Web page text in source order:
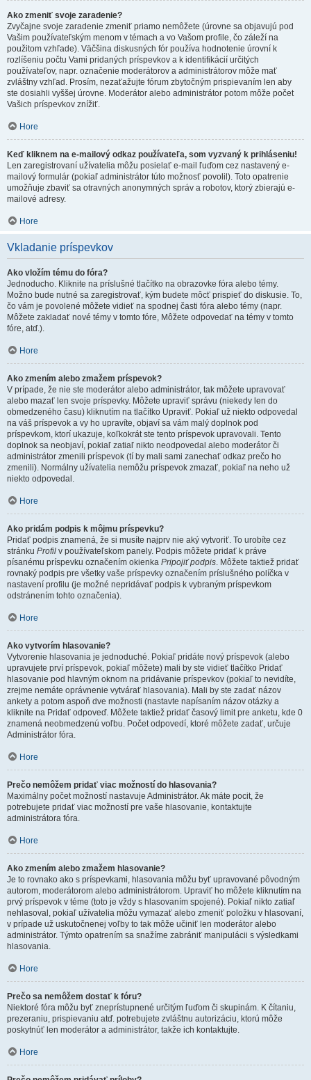
Ako zmeniť svoje zaradenie?
Zvyčajne svoje zaradenie zmeniť priamo nemôžete (úrovne sa objavujú pod
Vašim používateľským menom v témach a vo Vašom profile, čo záleží na
použitom vzhľade). Väčšina diskusných fór používa hodnotenie úrovní k
rozlíšeniu počtu Vami pridaných príspevkov a k identifikácií určitých
používateľov, napr. označenie moderátorov a administrátorov môže mať
zvláštny vzhľad. Prosím, nezaťažujte fórum zbytočným prispievaním len aby
ste dosiahli vyššej úrovne. Moderátor alebo administrátor potom môže počet
Vašich príspevkov znížiť.
Hore
Keď kliknem na e-mailový odkaz používateľa, som vyzvaný k prihláseniu!
Len zaregistrovaní užívatelia môžu posielať e-mail ľuďom cez nastavený e-
mailový formulár (pokiaľ administrátor túto možnosť povolil). Toto opatrenie
umožňuje zbaviť sa otravných anonymných správ a robotov, ktorý zbierajú e-
mailové adresy.
Hore
Vkladanie príspevkov
Ako vložím tému do fóra?
Jednoducho. Kliknite na príslušné tlačítko na obrazovke fóra alebo témy.
Možno bude nutné sa zaregistrovať, kým budete môcť prispieť do diskusie. To,
čo vám je povolené môžete vidieť na spodnej časti fóra alebo témy (napr.
Môžete zakladať nové témy v tomto fóre, Môžete odpovedať na témy v tomto
fóre, atď.).
Hore
Ako zmením alebo zmažem príspevok?
V prípade, že nie ste moderátor alebo administrátor, tak môžete upravovať
alebo mazať len svoje príspevky. Môžete upraviť správu (niekedy len do
obmedzeného času) kliknutím na tlačítko Upraviť. Pokiaľ už niekto odpovedal
na váš príspevok a vy ho upravíte, objaví sa vám malý doplnok pod
príspevkom, ktorí ukazuje, koľkokrát ste tento príspevok upravovali. Tento
doplnok sa neobjaví, pokiaľ zatiaľ nikto neodpovedal alebo moderátor či
administrátor zmenili príspevok (tí by mali sami zanechať odkaz prečo ho
zmenili). Normálny užívatelia nemôžu príspevok zmazať, pokiaľ na neho už
niekto odpovedal.
Hore
Ako pridám podpis k môjmu príspevku?
Pridať podpis znamená, že si musíte najprv nie aký vytvoriť. To urobíte cez
stránku Profil v používateľskom panely. Podpis môžete pridať k práve
písanému príspevku označením okienka Pripojiť podpis. Môžete taktiež pridať
rovnaký podpis pre všetky vaše príspevky označením príslušného políčka v
nastavení profilu (je možné nepridávať podpis k vybraným príspevkom
odstránením tohto označenia).
Hore
Ako vytvorím hlasovanie?
Vytvorenie hlasovania je jednoduché. Pokiaľ pridáte nový príspevok (alebo
upravujete prví príspevok, pokiaľ môžete) mali by ste vidieť tlačítko Pridať
hlasovanie pod hlavným oknom na pridávanie príspevkov (pokiaľ to nevidíte,
zrejme nemáte oprávnenie vytvárať hlasovania). Mali by ste zadať názov
ankety a potom aspoň dve možnosti (nastavte napísaním názov otázky a
kliknite na Pridať odpoveď. Môžete taktiež pridať časový limit pre anketu, kde 0
znamená neobmedzenú voľbu. Počet odpovedí, ktoré môžete zadať, určuje
Administrátor fóra.
Hore
Prečo nemôžem pridať viac možností do hlasovania?
Maximálny počet možností nastavuje Administrátor. Ak máte pocit, že
potrebujete pridať viac možností pre vaše hlasovanie, kontaktujte
administrátora fóra.
Hore
Ako zmením alebo zmažem hlasovanie?
Je to rovnako ako s príspevkami, hlasovania môžu byť upravované pôvodným
autorom, moderátorom alebo administrátorom. Upraviť ho môžete kliknutím na
prvý príspevok v téme (toto je vždy s hlasovaním spojené). Pokiaľ nikto zatiaľ
nehlasoval, pokiaľ užívatelia môžu vymazať alebo zmeniť položku v hlasovaní,
v prípade už uskutočnenej voľby to tak môže učiniť len moderátor alebo
administrátor. Týmto opatrením sa snažíme zabrániť manipulácii s výsledkami
hlasovania.
Hore
Prečo sa nemôžem dostať k fóru?
Niektoré fóra môžu byť zneprístupnené určitým ľuďom či skupinám. K čítaniu,
prezeraniu, prispievaniu atď. potrebujete zvláštnu autorizáciu, ktorú môže
poskytnúť len moderátor a administrátor, takže ich kontaktujte.
Hore